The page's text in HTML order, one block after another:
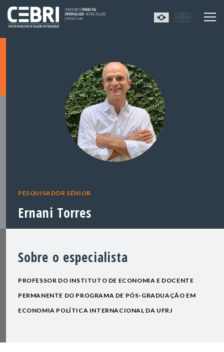
PESQUISADOR SÊNIOR
Ernani Torres
Sobre o especialista
PROFESSOR DO INSTITUTO DE ECONOMIA E DOCENTE
PERMANENTE DO PROGRAMA DE PÓS-GRADUAÇÃO EM
ECONOMIA POLÍTICA INTERNACIONAL DA UFRJ